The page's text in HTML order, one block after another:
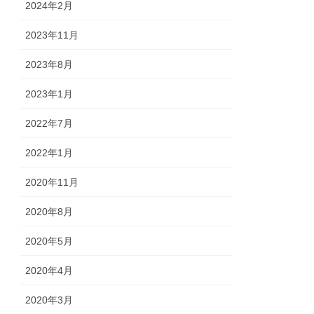
2024年2月
2023年11月
2023年8月
2023年1月
2022年7月
2022年1月
2020年11月
2020年8月
2020年5月
2020年4月
2020年3月